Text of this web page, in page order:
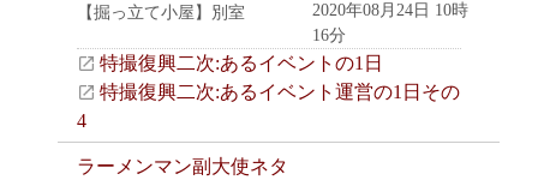
【掘っ立て小屋】別室
2020年08月24日 10時
16分
特撮復興二次:あるイベントの1日
特撮復興二次:あるイベント運営の1日その
4
ラーメンマン副大使ネタ